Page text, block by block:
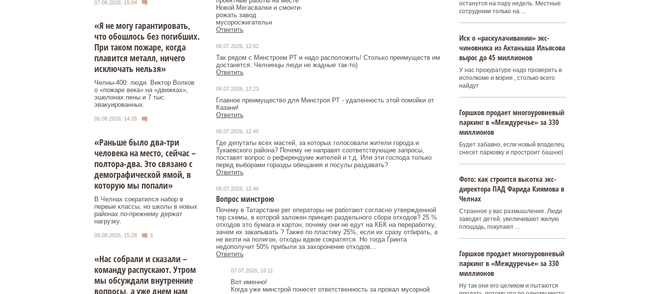
07.08.2026, 15:04
«Я не могу гарантировать,
что обошлось без погибших.
При таком пожаре, когда
плавится металл, ничего
исключать нельзя»
Челны-400: люди. Виктор Волков
о «пожаре века» на «движках»,
эшелонах пены и 7 тыс.
эвакуированных.
06.08.2026, 14:26
«Раньше было два-три
человека на место, сейчас –
полтора-два. Это связано с
демографической ямой, в
которую мы попали»
В Челнах сократился набор в
первые классы, но школы в новых
районах по-прежнему держат
нагрузку.
05.08.2026, 15:28 3
«Нас собрали и сказали –
команду распускают. Утром
мы обсуждали внутренние
вопросы, а уже днем нам
Новой Мегасвалки и смонти-
рожать завод
мусоросжигательн
Ответить
06.07.2026, 12:02
Так рядом с Минстроем РТ и надо расположить! Столько преимуществ им
достанется. Челнинцы люди не жадные так-то)
Ответить
06.07.2026, 12:23
Главное преимущество для Минстроя РТ - удаленность этой помойки от
Казани!
Ответить
06.07.2026, 12:45
Где депутаты всех мастей, за которых голосовали жители города и
Тукаевского района? Почему не направят соответствующие запросы,
поставят вопрос о референдуме жителей и т.д. Или эти господа только
перед выборами горазды обещания и посулы раздавать?
Ответить
06.07.2026, 12:46
Вопрос минстрою
Почему в Татарстане рег операторы не работают согласно утвержденной
тер схемы, в которой заложен принцип раздельного сбора отходов? 25 %
отходов это бумага и картон, почему они не едут на КБК на переработку,
зачем их закапывать ? Также по пластику 25%, если их сразу отбирать, а
не везти на полигон, отходы вдвое сократятся. Но тогда Гринта
недополучит 50% прибыли за захоронение отходов...
Ответить
07.07.2026, 16:11
Вот именно!
Когда уже минстрой понесет ответственность за провал мусорной
останутся на пару недель. Местные
сотрудники только на ...
Иск о «раскулачивании» экс-
чиновника из Актаныша Ильясова
вырос до 45 миллионов
У нас прокуратуре надо проверить в
исполкоме и мэрии , столько всего
найдут
Горшков продает многоуровневый
паркинг в «Междуречье» за 330
миллионов
Будет забавно, если новый владелец
снесет парковку и простроит башню)
Фото: как строится высотка экс-
директора ПАД Фарида Киямова в
Челнах
Странное у вас размышление. Люди
заводят детей, увеличивают жилую
площадь, покупают ...
Горшков продает многоуровневый
паркинг в «Междуречье» за 330
миллионов
Ну так они его целиком и пытаются